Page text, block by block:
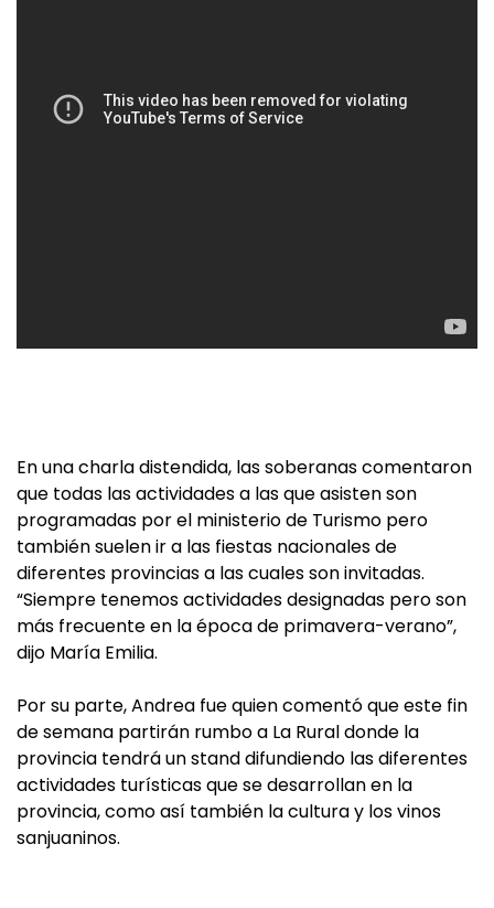
En una charla distendida, las soberanas comentaron
que todas las actividades a las que asisten son
programadas por el ministerio de Turismo pero
también suelen ir a las fiestas nacionales de
diferentes provincias a las cuales son invitadas.
“Siempre tenemos actividades designadas pero son
más frecuente en la época de primavera-verano”,
dijo María Emilia.
Por su parte, Andrea fue quien comentó que este fin
de semana partirán rumbo a La Rural donde la
provincia tendrá un stand difundiendo las diferentes
actividades turísticas que se desarrollan en la
provincia, como así también la cultura y los vinos
sanjuaninos.